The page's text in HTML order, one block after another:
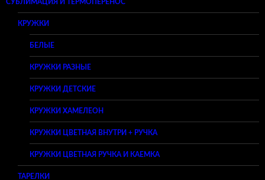
СУБЛИМАЦИЯ И ТЕРМОПЕРЕНОС
КРУЖКИ
БЕЛЫЕ
КРУЖКИ РАЗНЫЕ
КРУЖКИ ДЕТСКИЕ
КРУЖКИ ХАМЕЛЕОН
КРУЖКИ ЦВЕТНАЯ ВНУТРИ + РУЧКА
КРУЖКИ ЦВЕТНАЯ РУЧКА И КАЕМКА
ТАРЕЛКИ